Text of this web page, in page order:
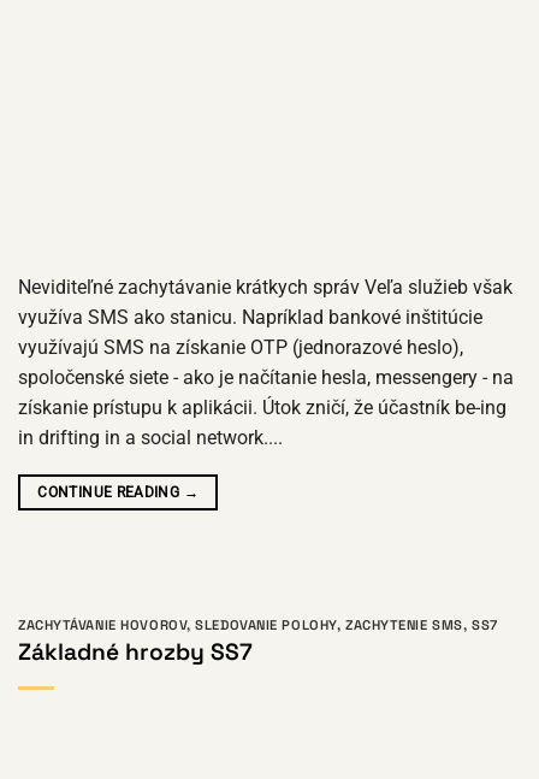
Neviditeľné zachytávanie krátkych správ Veľa služieb však
využíva SMS ako stanicu. Napríklad bankové inštitúcie
využívajú SMS na získanie OTP (jednorazové heslo),
spoločenské siete - ako je načítanie hesla, messengery - na
získanie prístupu k aplikácii. Útok zničí, že účastník be-ing
in drifting in a social network....
CONTINUE READING →
ZACHYTÁVANIE HOVOROV,SLEDOVANIE POLOHY, ZACHYTENIE SMS, SS7
Základné hrozby SS7